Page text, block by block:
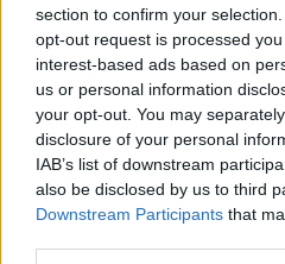
section to confirm your
opt-out request is processed
interest-based ads based on
us or personal information
your opt-out. You may
disclosure of your personal
IAB’s list of downstream
also be disclosed by us to third
Downstream Participants that
A Defense Express
oroszok jól ismert taktikai
használni a frontvonalon,
komoly hiányosságukat
Az orosz hadsereg egységei
háborúban látott
megfelelően kompenzálják a